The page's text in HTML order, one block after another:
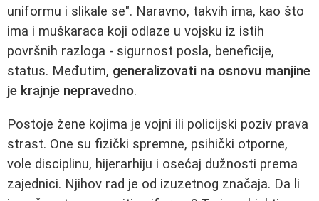
uniformu i slikale se". Naravno, takvih ima, kao što
ima i muškaraca koji odlaze u vojsku iz istih
površnih razloga - sigurnost posla, beneficije,
status. Međutim, generalizovati na osnovu manjine
je krajnje nepravedno.
Postoje žene kojima je vojni ili policijski poziv prava
strast. One su fizički spremne, psihički otporne,
vole disciplinu, hijerarhiju i osećaj dužnosti prema
zajednici. Njihov rad je od izuzetnog značaja. Da li